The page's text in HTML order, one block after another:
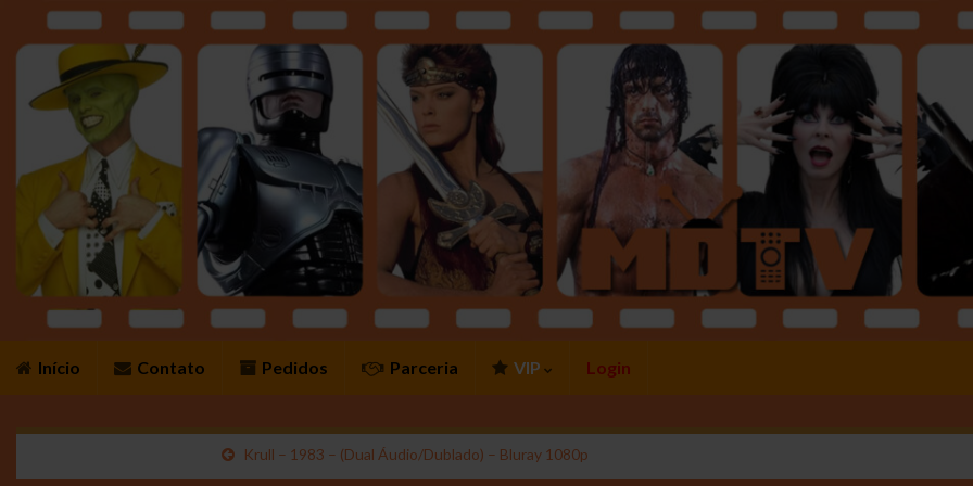
Início Contato Pedidos Parceria VIP Login
Krull – 1983 – (Dual Áudio/Dublado) – Bluray 1080p